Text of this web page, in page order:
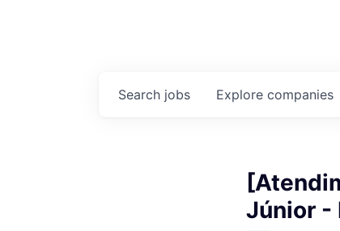
Search jobs Explore companies
Júnior -